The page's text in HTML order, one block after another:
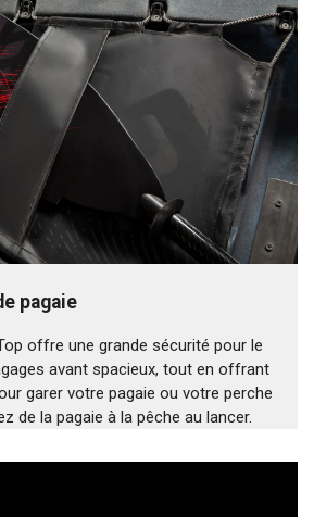
pagaie
offre une grande sécurité pour le
avant spacieux, tout en offrant
garer votre pagaie ou votre perche
de la pagaie à la pêche au lancer.